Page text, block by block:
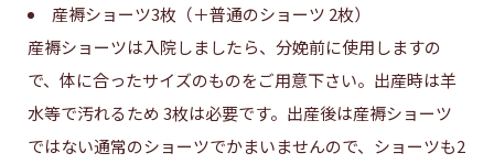
産褥ショーツ3枚（＋普通のショーツ 2枚）
産褥ショーツは入院しましたら、分娩前に使用しますの
で、体に合ったサイズのものをご用意下さい。出産時は羊
水等で汚れるため 3枚は必要です。出産後は産褥ショーツ
ではない通常のショーツでかまいませんので、ショーツも2